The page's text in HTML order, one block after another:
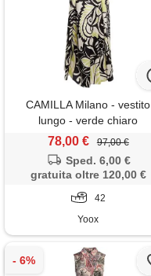
CAMILLA Milano - vestito
lungo - verde chiaro
78,00 € 97,00 €
Sped. 6,00 €
gratuita oltre 120,00 €
42
Yoox